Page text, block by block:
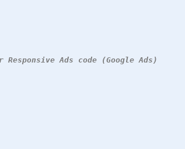
Responsive Ads code (Google Ads)